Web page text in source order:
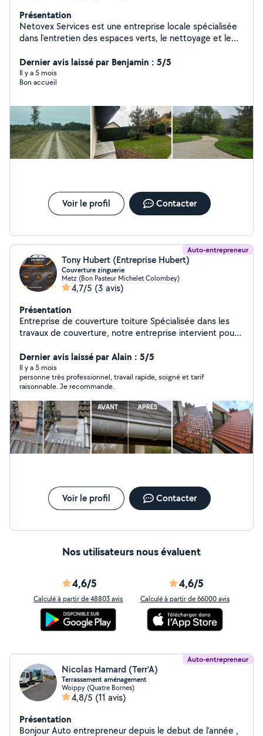
Présentation
Netovex Services est une entreprise locale spécialisée
dans l'entretien des espaces verts, le nettoyage et le
prestations ponctuelles ou récurrentes, aussi bien pour
les particuliers que pour les professionnels (agences
immobilières, syndics, promoteurs, artisans). Nos
soigné et chantiers propres Devis clairs et rapides
Interventions fiables, même en urgence Zone
d'intervention : Metz et alentours.
Dernier avis laissé par Benjamin : 5/5
Il y a 5 mois
Bon accueil
Voir le profil Contacter
Auto-entrepreneur
Tony Hubert (Entreprise Hubert)
Couverture zinguerie
Metz (Bon Pasteur Michelet Colombey)
4,7/5 (3 avis)
Présentation
Entreprise de couverture toiture Spécialisée dans les
travaux de couverture, notre entreprise intervient pour
assurons des prestations de qualité en tuiles, ardoises
ou zinc, ainsi que les travaux d'étanchéité et de
réparation. Sérieux, réactifs et à l'écoute, nous mettons
notre savoir-faire au service de vos projets pour garantir
une toiture solide, durable et esthétiq
Dernier avis laissé par Alain : 5/5
Il y a 5 mois
personne très professionnel, travail rapide, soigné et tarif
raisonnable. Je recommande.
Voir le profil Contacter
Nos utilisateurs nous évaluent
4,6/5
Calculé à partir de 48803 avis
4,6/5
Calculé à partir de 66000 avis
Auto-entrepreneur
Nicolas Hamard (Terr'A)
Terrassement aménagement
Woippy (Quatre Bornes)
4,8/5 (11 avis)
Présentation
Bonjour Auto entrepreneur depuis le debut de l'année ,